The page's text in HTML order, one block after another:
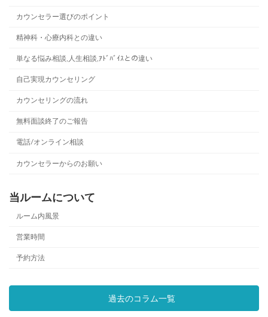
カウンセラー選びのポイント
精神科・心療内科との違い
単なる悩み相談,人生相談,ｱﾄﾞﾊﾞｲｽとの違い
自己実現カウンセリング
カウンセリングの流れ
無料面談終了のご報告
電話/オンライン相談
カウンセラーからのお願い
当ルームについて
ルーム内風景
営業時間
予約方法
過去のコラム一覧